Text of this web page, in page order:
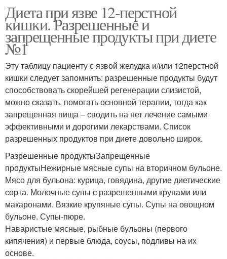
Диета при язве 12-перстной
кишки. Разрешенные и
запрещенные продукты при диете
№1
Эту таблицу пациенту с язвой желудка и/или 12перстной
кишки следует запомнить: разрешенные продукты будут
способствовать скорейшей регенерации слизистой,
можно сказать, помогать основной терапии, тогда как
запрещенная пища – сводить на нет лечение самыми
эффективными и дорогими лекарствами. Список
разрешенных продуктов при диете довольно широк.
Разрешенные продуктыЗапрещенные
продуктыНежирные мясные супы на вторичном бульоне.
Мясо для бульона: курица, говядина, другие диетические
сорта. Молочные супы с разрешенными крупами или
макаронами. Вязкие крупяные супы. Супы на овощном
бульоне. Супы-пюре.
Наваристые мясные, рыбные бульоны (первого
кипячения) и первые блюда, соусы, подливы на их
основе.